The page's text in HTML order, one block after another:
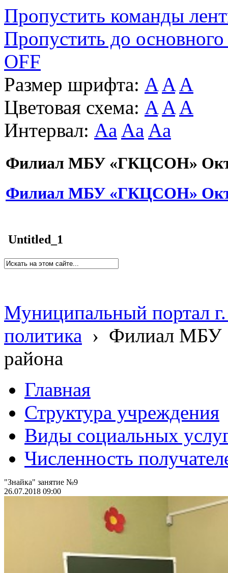
Пропустить команды
Пропустить до основного
OFF
Размер шрифта: A A A
Цветовая схема: A A A
Интервал: Aa Aa Aa
Филиал МБУ «ГКЦСОН»
Филиал МБУ «ГКЦСОН»
Untitled_1
Муниципальный портал
политика › Филиал МБУ
района
Главная
Структура учреждения
Виды социальных
Численность
"Знайка" занятие №9
26.07.2018 09:00